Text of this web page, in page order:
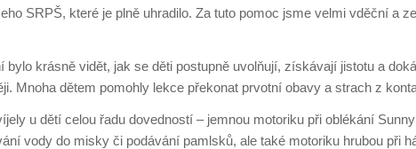
SRPŠ, které je plně uhradilo. Za tuto pomoc jsme velmi vděční a
bylo krásně vidět, jak se děti postupně uvolňují, získávají jistotu a
Mnoha dětem pomohly lekce překonat prvotní obavy a strach z
u dětí celou řadu dovedností – jemnou motoriku při oblékání
vody do misky či podávání pamlsků, ale také motoriku hrubou při